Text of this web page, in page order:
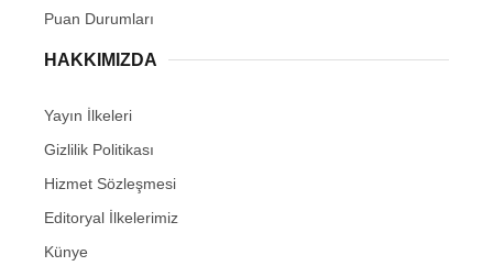
Puan Durumları
HAKKIMIZDA
Yayın İlkeleri
Gizlilik Politikası
Hizmet Sözleşmesi
Editoryal İlkelerimiz
Künye